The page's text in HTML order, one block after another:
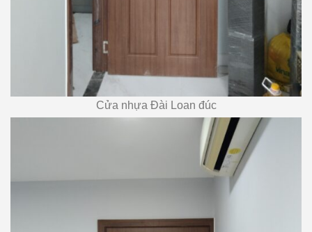
Cửa nhựa Đài Loan đúc